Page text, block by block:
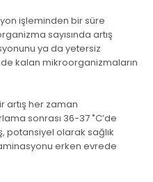
işleminden bir süre
sayısında artış
ya da yetersiz
kalan mikroorganizmaların
artış her zaman
sonrası 36-37 ˚C’de
potansiyel olarak sağlık
erken evrede